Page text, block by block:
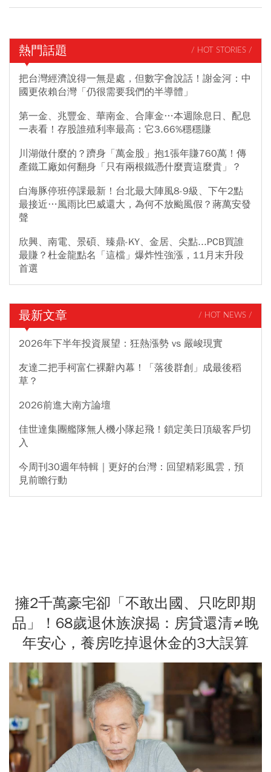
熱門話題 / HOT STORIES /
把台灣經濟說得一無是處，但數字會說話！謝金河：中
國更依賴台灣「仍很需要我們的半導體」
第一金、兆豐金、華南金、合庫金…本週除息日、配息
一表看！存股誰殖利率最高：它3.66%穩穩賺
川湖做什麼的？躋身「萬金股」抱1張年賺760萬！傳
產鐵工廠如何翻身「只有兩根鐵憑什麼賣這麼貴」？
白海豚停班停課最新！台北最大陣風8-9級、下午2點
最接近…風雨比巴威還大，為何不放颱風假？蔣萬安發
聲
欣興、南電、景碩、臻鼎-KY、金居、尖點...PCB買誰
最賺？杜金龍點名「這檔」爆炸性強漲，11月末升段
首選
最新文章 / HOT NEWS /
2026年下半年投資展望：狂熱漲勢 vs 嚴峻現實
友達二把手柯富仁裸辭內幕！「落後群創」成最後稻
草？
2026前進大南方論壇
佳世達集團艦隊無人機小隊起飛！鎖定美日頂級客戶切
入
今周刊30週年特輯｜更好的台灣：回望精彩風雲，預
見前瞻行動
擁2千萬豪宅卻「不敢出國、只吃即期
品」！68歲退休族淚揭：房貸還清≠晚
年安心，養房吃掉退休金的3大誤算